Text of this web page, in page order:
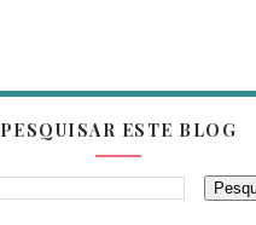
PESQUISAR ESTE BLOG